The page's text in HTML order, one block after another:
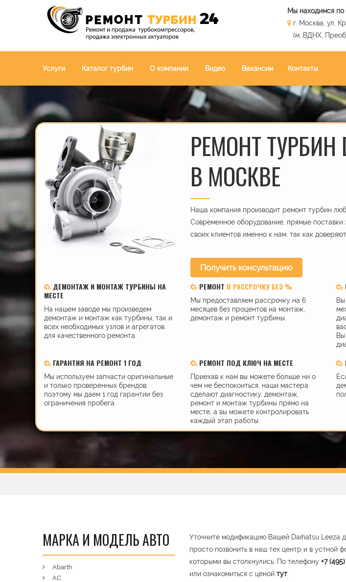
Мы находимся по
г. Москва, ул.
(м. ВДНХ,
Услуги Каталог турбин О компании Видео Вакансии Контакты
РЕМОНТ ТУРБИН
В МОСКВЕ
Наша компания производит ремонт турбин
Современное оборудование, прямые поставки
своих клиентов именно к нам, так как
Получить консультацию
ДЕМОНТАЖ И МОНТАЖ ТУРБИНЫ НА
МЕСТЕ
На нашем заводе мы произведем
демонтаж и монтаж как турбины, так и
всех необходимых узлов и агрегатов
для качественного ремонта.
РЕМОНТ В РАССРОЧКУ БЕЗ %
Мы предоставляем рассрочку на 6
месяцев без процентов на монтаж,
демонтаж и ремонт турбины.
ГАРАНТИЯ НА РЕМОНТ 1 ГОД
Мы используем запчасти оригинальные
и только проверенных брендов,
поэтому мы даем 1 год гарантии без
ограничения пробега.
РЕМОНТ ПОД КЛЮЧ НА МЕСТЕ
Приехав к нам вы можете больше ни о
чем не беспокоиться, наши мастера
сделают диагностику, демонтаж,
ремонт и монтаж турбины прямо на
месте, а вы можете контролировать
каждый этап работы.
Уточните модификацию Вашей Daihatsu Leeza
просто позвонить в наш тех центр и в
которыми вы столкнулись. По телефону +7
или ознакомиться с ценой тут
МАРКА И МОДЕЛЬ АВТО
Abarth
AC